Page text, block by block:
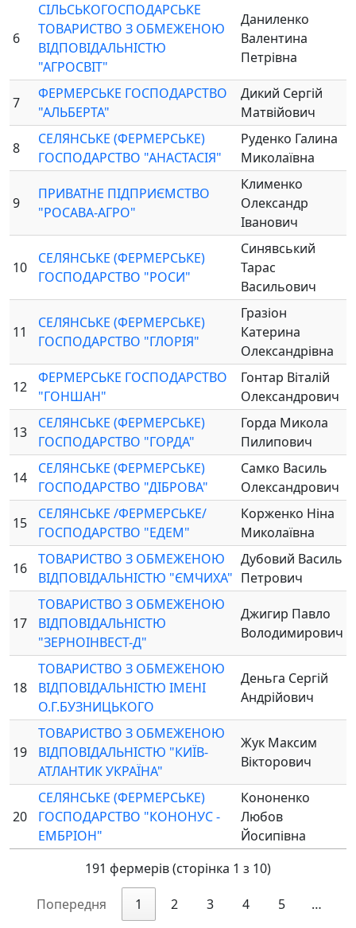
6
СІЛЬСЬКОГОСПОДАРСЬКЕ
ТОВАРИСТВО З ОБМЕЖЕНОЮ
ВІДПОВІДАЛЬНІСТЮ
"АГРОСВІТ"
Даниленко
Валентина
Петрівна
7
ФЕРМЕРСЬКЕ ГОСПОДАРСТВО
"АЛЬБЕРТА"
Дикий Сергій
Матвійович
8
СЕЛЯНСЬКЕ (ФЕРМЕРСЬКЕ)
ГОСПОДАРСТВО "АНАСТАСІЯ"
Руденко Галина
Миколаївна
9
ПРИВАТНЕ ПІДПРИЄМСТВО
"РОСАВА-АГРО"
Клименко
Олександр
Іванович
10
СЕЛЯНСЬКЕ (ФЕРМЕРСЬКЕ)
ГОСПОДАРСТВО "РОСИ"
Синявський
Тарас
Васильович
11
СЕЛЯНСЬКЕ (ФЕРМЕРСЬКЕ)
ГОСПОДАРСТВО "ГЛОРІЯ"
Гразіон
Катерина
Олександрівна
12
ФЕРМЕРСЬКЕ ГОСПОДАРСТВО
"ГОНШАН"
Гонтар Віталій
Олександрович
13
СЕЛЯНСЬКЕ (ФЕРМЕРСЬКЕ)
ГОСПОДАРСТВО "ГОРДА"
Горда Микола
Пилипович
14
СЕЛЯНСЬКЕ (ФЕРМЕРСЬКЕ)
ГОСПОДАРСТВО "ДІБРОВА"
Самко Василь
Олександрович
15
СЕЛЯНСЬКЕ /ФЕРМЕРСЬКЕ/
ГОСПОДАРСТВО "ЕДЕМ"
Корженко Ніна
Миколаївна
16
ТОВАРИСТВО З ОБМЕЖЕНОЮ
ВІДПОВІДАЛЬНІСТЮ "ЄМЧИХА"
Дубовий Василь
Петрович
17
ТОВАРИСТВО З ОБМЕЖЕНОЮ
ВІДПОВІДАЛЬНІСТЮ
"ЗЕРНОІНВЕСТ-Д"
Джигир Павло
Володимирович
18
ТОВАРИСТВО З ОБМЕЖЕНОЮ
ВІДПОВІДАЛЬНІСТЮ ІМЕНІ
О.Г.БУЗНИЦЬКОГО
Деньга Сергій
Андрійович
19
ТОВАРИСТВО З ОБМЕЖЕНОЮ
ВІДПОВІДАЛЬНІСТЮ "КИЇВ-
АТЛАНТИК УКРАЇНА"
Жук Максим
Вікторович
20
СЕЛЯНСЬКЕ (ФЕРМЕРСЬКЕ)
ГОСПОДАРСТВО "КОНОНУС -
ЕМБРІОН"
Кононенко
Любов
Йосипівна
191 фермерів (сторінка 1 з 10)
Попередня 1 2 3 4 5 …